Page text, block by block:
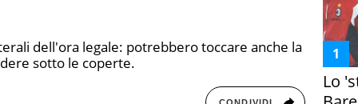
dell'ora legale: potrebbero toccare anche la
sotto le coperte.
CONDIVIDI
Lo